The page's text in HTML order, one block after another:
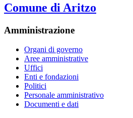
Comune di Aritzo
Amministrazione
Organi di governo
Aree amministrative
Uffici
Enti e fondazioni
Politici
Personale amministrativo
Documenti e dati